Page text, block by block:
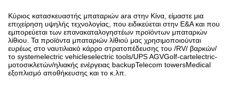
Κύριος κατασκευαστής μπαταριών ara στην Κίνα, είμαστε μια
επιχείρηση υψηλής τεχνολογίας, που ειδικεύεται στην Ε&Α και που
εμπορεύεται των επανακαταλογηστέων προϊόντων μπαταριών
λίθιου. Τα προϊόντα μπαταριών λίθιού μας χρησιμοποιούνται
ευρέως στο ναυτιλιακό κάρρο στρατοπέδευσης του /RV/ βαρκών/
το systemelectric vehicleselectric tools/UPS AGVGolf-cartelectric-
μοτοσικλετών/ηλιακής ενέργειας backupTelecom towersMedical
εξοπλισμό αποθήκευσης και το κ.λπ.